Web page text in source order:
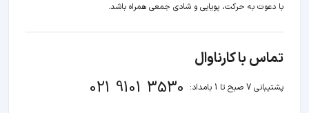
با دعوت به حرکت، پویایی و شادی جمعی همراه باشد.
تماس با کارناوال
پشتیبانی 7 صبح تا 1 بامداد: 021 9101 3530